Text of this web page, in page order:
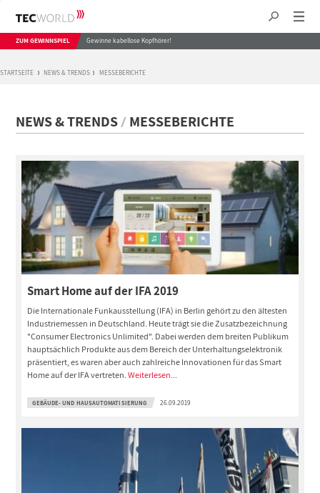
ZUM GEWINNSPIEL Gewinne kabellose Kopfhörer!
STARTSEITE NEWS & TRENDS MESSEBERICHTE
NEWS & TRENDS MESSEBERICHTE
Smart Home auf der IFA 2019
Die Internationale Funkausstellung (IFA) in Berlin gehört zu den ältesten
Industriemessen in Deutschland. Heute trägt sie die Zusatzbezeichnung
"Consumer Electronics Unlimited". Dabei werden dem breiten Publikum
hauptsächlich Produkte aus dem Bereich der Unterhaltungselektronik
präsentiert, es waren aber auch zahlreiche Innovationen für das Smart
Home auf der IFA vertreten.Weiterlesen...
GEBÄUDE- UND HAUSAUTOMATISIERUNG 26.09.2019